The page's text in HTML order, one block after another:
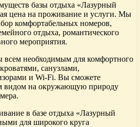
базы отдыха «Лазурный
цена на проживание и услуги. Мы
комфортабельных номеров,
отдыха, романтического
мероприятия.
всем необходимым для комфортного
санузлами,
и Wi-Fi. Вы сможете
видом на окружающую природу
в базе отдыха «Лазурный
для широкого круга